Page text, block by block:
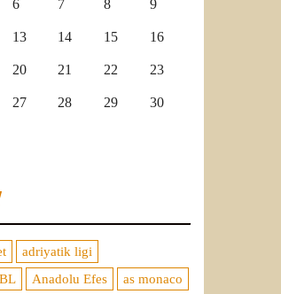
6 7 8 9
13 14 15 16
20 21 22 23
27 28 29 30
adriyatik ligi
Anadolu Efes
as monaco